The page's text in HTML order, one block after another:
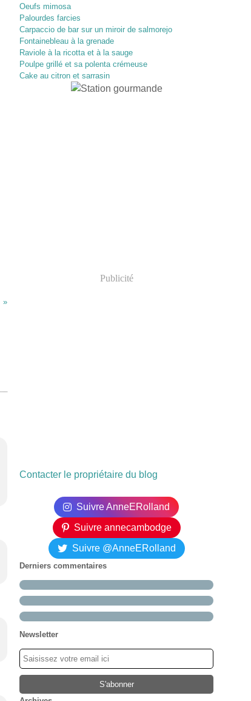
Oeufs mimosa
Palourdes farcies
Carpaccio de bar sur un miroir de salmorejo
Fontainebleau à la grenade
Raviole à la ricotta et à la sauge
Poulpe grillé et sa polenta crémeuse
Cake au citron et sarrasin
Publicité
Contacter le propriétaire du blog
Suivre AnneERolland
Suivre annecambodge
Suivre @AnneERolland
Derniers commentaires
Newsletter